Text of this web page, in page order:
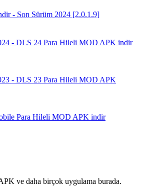
- Son Sürüm 2024 [2.0.1.9]
- DLS 24 Para Hileli MOD APK indir
- DLS 23 Para Hileli MOD APK
Para Hileli MOD APK indir
ve daha birçok uygulama burada.